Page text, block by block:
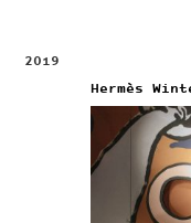
2019
Hermès